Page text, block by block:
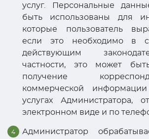
услуг. Персональные
быть использованы для
которые пользователь
если это необходимо в
действующим
частности, это может
получение
коммерческой
услугах Администратора,
электронном виде и по
Администратор